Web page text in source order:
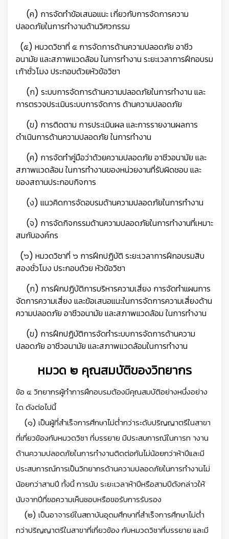
(ค) การจัดทำข้อเสนอแนะ เกี่ยวกับการจัดการความ
ปลอดภัยในการทำงานด้านวิศวกรรม
(๕) หมวดวิชาที่ ๕ การจัดการด้านความปลอดภัย อาชีว
อนามัย และสภาพแวดล้อม ในการทำงาน ระยะเวลาการฝึกอบรม
เก้าชั่วโมง ประกอบด้วยหัวข้อวิชา
(ก) ระบบการจัดการด้านความปลอดภัยในการทำงาน และ
การตรวจประเมินระบบการจัดการ ด้านความปลอดภัย
(ข) การติดตาม การประเมินผล และการรายงานผลการ
ดำเนินการด้านความปลอดภัย ในการทำงาน
(ค) การจัดทำคู่มือว่าด้วยความปลอดภัย อาชีวอนามัย และ
สภาพแวดล้อม ในการทำงานของหน่วยงานที่รับผิดชอบ และ
ของสถานประกอบกิจการ
(ง) แนวคิดการจัดอบรมด้านความปลอดภัยในการทำงาน
(จ) การจัดกิจกรรมด้านความปลอดภัยในการทำงานที่เหมาะ
สมกับองค์กร
(๖) หมวดวิชาที่ ๖ การฝึกปฏิบัติ ระยะเวลาการฝึกอบรมสิบ
สองชั่วโมง ประกอบด้วย หัวข้อวิชา
(ก) การฝึกปฏิบัติการบริหารความเสี่ยง การจัดทำแผนการ
จัดการความเสี่ยง และข้อเสนอแนะในการจัดการความเสี่ยงด้าน
ความปลอดภัย อาชีวอนามัย และสภาพแวดล้อม ในการทำงาน
(ข) การฝึกปฏิบัติการจัดทำระบบการจัดการด้านความ
ปลอดภัย อาชีวอนามัย และสภาพแวดล้อมในการทำงาน
หมวด ๒ คุณสมบัติของวิทยากร
ข้อ ๔ วิทยากรผู้ทำการฝึกอบรมต้องมีคุณสมบัติอย่างหนึ่งอย่าง
ใด ดังต่อไปนี้
(๑) เป็นผู้ที่สำเร็จการศึกษาไม่ต่ำกว่าระดับปริญญาตรีในสาขา
ที่เกี่ยวข้องกับหมวดวิชา ที่บรรยาย มีประสบการณ์ในการท างาน
ด้านความปลอดภัยในการทำงานติดต่อกันไม่น้อยกว่าห้าปีและมี
ประสบการณ์การเป็นวิทยากรด้านความปลอดภัยในการทำงานไม่
น้อยกว่าสามปี ทั้งนี้ การนับ ระยะเวลาห้าปีหรือสามปีดังกล่าวให้
นับจากปีที่ขอความเห็นชอบหรือขอรับการรับรอง
(๒) เป็นอาจารย์ในสถาบันอุดมศึกษาที่สำเร็จการศึกษาไม่ต่ำ
กว่าปริญญาตรีในสาขาที่เกี่ยวข้อง กับหมวดวิชาที่บรรยาย และมี